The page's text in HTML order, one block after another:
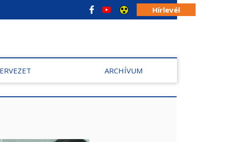
Hírlevél
ARCHÍVUM